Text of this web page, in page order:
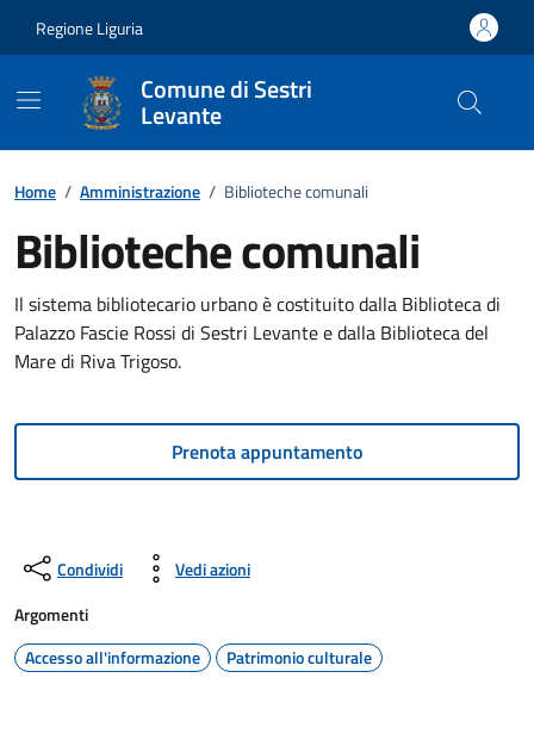
Regione Liguria
Comune di Sestri
Levante
Home / Amministrazione / Biblioteche comunali
Biblioteche comunali
Il sistema bibliotecario urbano è costituito dalla Biblioteca di
Palazzo Fascie Rossi di Sestri Levante e dalla Biblioteca del
Mare di Riva Trigoso.
Prenota appuntamento
Condividi
Vedi azioni
Argomenti
Accesso all'informazione
Patrimonio culturale